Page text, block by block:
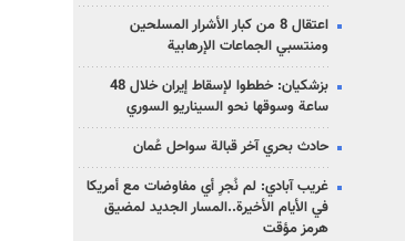
اعتقال 8 من كبار الأشرار المسلحين
ومنتسبي الجماعات الإرهابية
بزشكيان: خططوا لإسقاط إيران خلال 48
ساعة وسوقها نحو السيناريو السوري
حادث بحري آخر قبالة سواحل عُمان
غريب آبادي: لم نُجرِ أي مفاوضات مع أمريكا
في الأيام الأخيرة..المسار الجديد لمضيق
هرمز مؤقت